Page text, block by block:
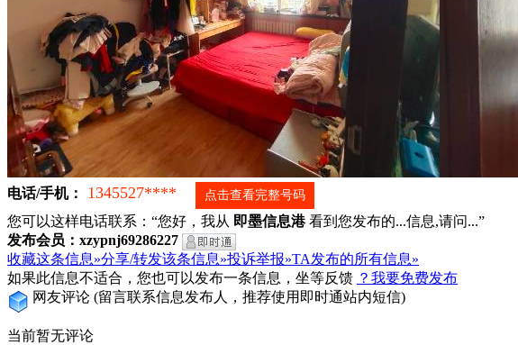
电话/手机： 1345527**** 点击查看完整号码
您可以这样电话联系：“您好，我从 即墨信息港看到您发布的...信息,请问...”
发布会员：xzypnj69286227
收藏这条信息»分享/转发该条信息»投诉举报»TA发布的所有信息»
如果此信息不适合，您也可以发布一条信息，坐等反馈 ？我要免费发布
网友评论 (留言联系信息发布人，推荐使用即时通站内短信)
当前暂无评论